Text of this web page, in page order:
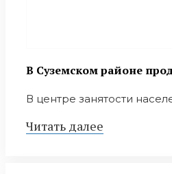
В Суземском районе
В центре занятости
Читать далее